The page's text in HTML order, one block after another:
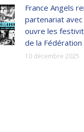
France Angels
partenariat
ouvre les
de la Fédération
10 décembre 2025